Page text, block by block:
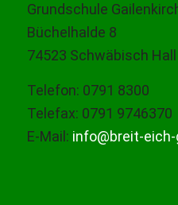
Grundschule
Büchelhalde 8
74523 Schwäbisch Hall
Telefon: 0791 8300
Telefax: 0791 9746370
E-Mail: info@breit-